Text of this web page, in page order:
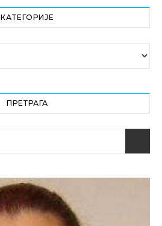
КАТЕГОРИЈЕ
ПРЕТРАГА